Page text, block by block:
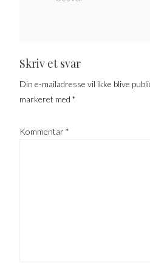
Skriv et svar
Din e-mailadresse vil ikke blive
markeret med*
Kommentar*